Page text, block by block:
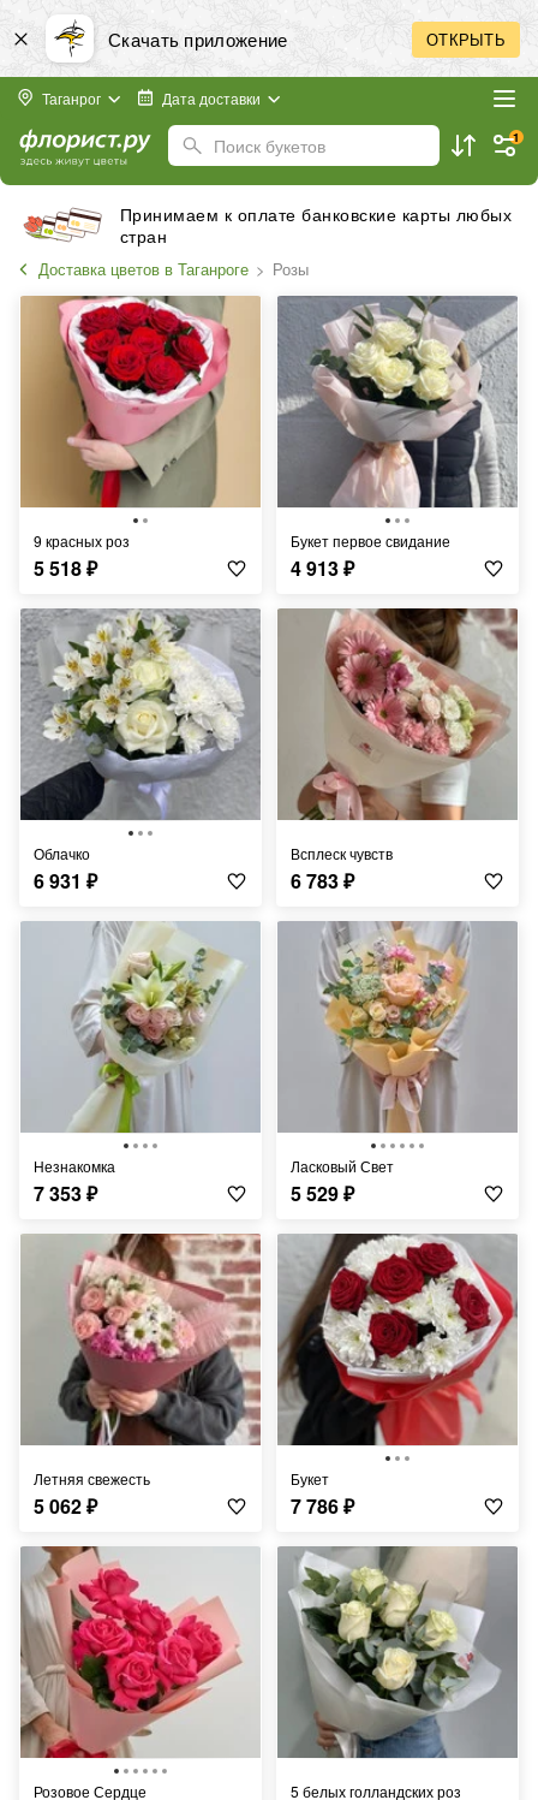
Скачать приложение ОТКРЫТЬ
Таганрог Дата доставки
Поиск букетов 1
Бесплатная доставка в пределах города
Доставка цветов в Таганроге Розы
9 красных роз
5 518₽
Букет первое свидание
4 913₽
Облачко
6 931 ₽
Всплеск чувств
6 783₽
Незнакомка
7 353₽
Ласковый Свет
5 529₽
Летняя свежесть
5 062₽
Букет
7 786₽
Розовое Сердце 5 белых голландских роз